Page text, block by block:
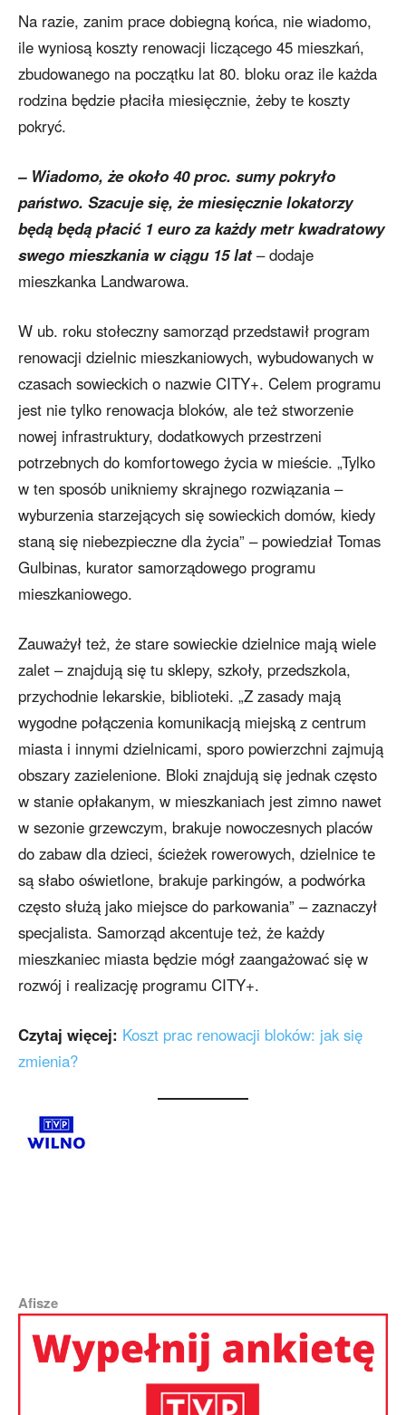
Na razie, zanim prace dobiegną końca, nie wiadomo,
ile wyniosą koszty renowacji liczącego 45 mieszkań,
zbudowanego na początku lat 80. bloku oraz ile każda
rodzina będzie płaciła miesięcznie, żeby te koszty
pokryć.
– Wiadomo, że około 40 proc. sumy pokryło
państwo. Szacuje się, że miesięcznie lokatorzy
będą będą płacić 1 euro za każdy metr kwadratowy
swego mieszkania w ciągu 15 lat– dodaje
mieszkanka Landwarowa.
W ub. roku stołeczny samorząd przedstawił program
renowacji dzielnic mieszkaniowych, wybudowanych w
czasach sowieckich o nazwie CITY+. Celem programu
jest nie tylko renowacja bloków, ale też stworzenie
nowej infrastruktury, dodatkowych przestrzeni
potrzebnych do komfortowego życia w mieście. „Tylko
w ten sposób unikniemy skrajnego rozwiązania –
wyburzenia starzejących się sowieckich domów, kiedy
staną się niebezpieczne dla życia” – powiedział Tomas
Gulbinas, kurator samorządowego programu
mieszkaniowego.
Zauważył też, że stare sowieckie dzielnice mają wiele
zalet – znajdują się tu sklepy, szkoły, przedszkola,
przychodnie lekarskie, biblioteki. „Z zasady mają
wygodne połączenia komunikacją miejską z centrum
miasta i innymi dzielnicami, sporo powierzchni zajmują
obszary zazielenione. Bloki znajdują się jednak często
w stanie opłakanym, w mieszkaniach jest zimno nawet
w sezonie grzewczym, brakuje nowoczesnych placów
do zabaw dla dzieci, ścieżek rowerowych, dzielnice te
są słabo oświetlone, brakuje parkingów, a podwórka
często służą jako miejsce do parkowania” – zaznaczył
specjalista. Samorząd akcentuje też, że każdy
mieszkaniec miasta będzie mógł zaangażować się w
rozwój i realizację programu CITY+.
Czytaj więcej: Koszt prac renowacji bloków: jak się
zmienia?
Afisze